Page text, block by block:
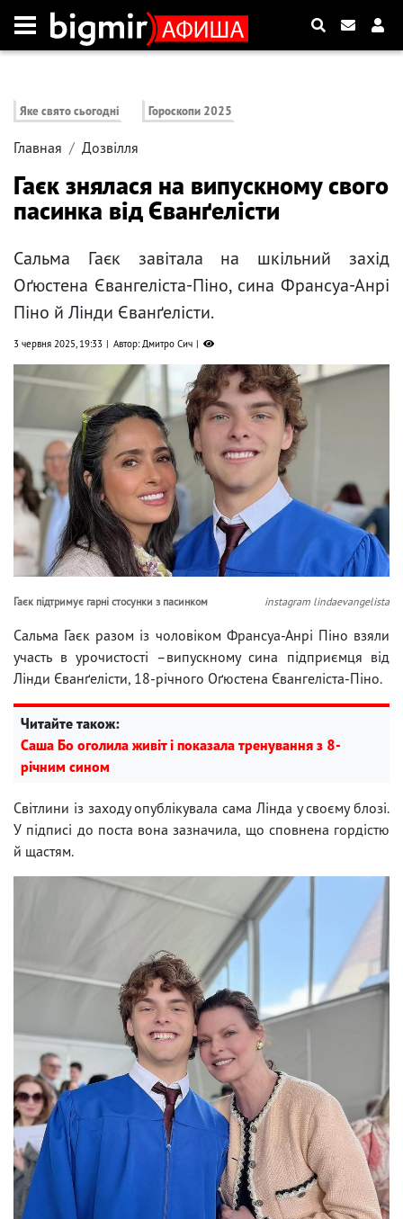
Яке свято сьогодні Гороскопи 2025
Главная Дозвілля
Гаєк знялася на випускному свого
пасинка від Єванґелісти
Сальма Гаєк завітала на шкільний захід
Оґюстена Євангеліста-Піно, сина Франсуа-Анрі
Піно й Лінди Єванґелісти.
3 червня 2025, 19:33 Автор: Дмитро Сич
Гаєк підтримує гарні стосунки з пасинком instagram lindaevangelista
Сальма Гаєк разом із чоловіком Франсуа-Анрі Піно взяли
участь в урочистості –випускному сина підприємця від
Лінди Єванґелісти, 18-річного Оґюстена Євангеліста-Піно.
Читайте також:
Саша Бо оголила живіт і показала тренування з 8-
річним сином
Світлини із заходу опублікувала сама Лінда у своєму блозі.
У підписі до поста вона зазначила, що сповнена гордістю
й щастям.